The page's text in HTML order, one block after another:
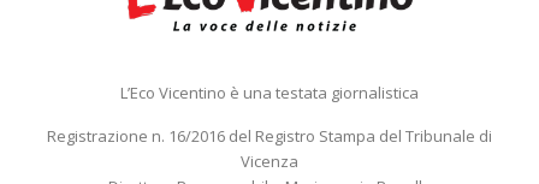
L’Eco Vicentino è una testata giornalistica
Registrazione n. 16/2016 del Registro Stampa del Tribunale di
Vicenza